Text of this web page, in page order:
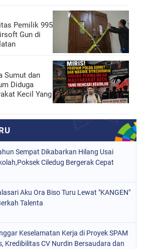
Pemilik 995
Gun di
Sumut dan
Diduga
Kecil Yang
Sempat Dikabarkan Hilang Usai
Ciledug Bergerak Cepat
Aku Ora Biso Turu Lewat "KANGEN"
Talenta
Keselamatan Kerja di Proyek SPAM
Kredibilitas CV Nurdin Bersaudara dan